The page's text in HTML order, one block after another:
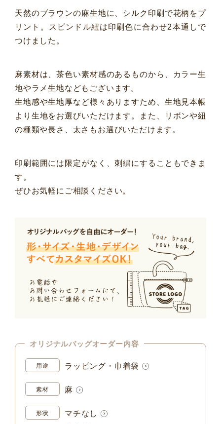
天然のブラウンの麻生地に、シルク印刷で花柄をプ
リント。スピンドル紐は印刷色に合わせ2本通しで
つけました。
麻素材は、茶色い素材感のあるものから、カラー生
地やラメ生地などもございます。
生地感や生地厚など様々ありますため、生地見本帳
より生地をお選びいただけます。また、リボンや紐
の種類や長さ、太さもお選びいただけます。
印刷範囲には限定がなく、刺繍にすることもできま
す。
ぜひお気軽にご相談ください。
オリジナルバッグオーダー内容
用途 ラッピング・巾着袋
素材 麻
形状
マチなし